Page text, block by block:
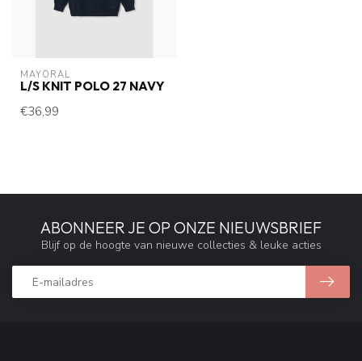
MAYORAL
L/S KNIT POLO 27 NAVY
€36,99
ABONNEER JE OP ONZE NIEUWSBRIEF
Blijf op de hoogte van nieuwe collecties & leuke acties